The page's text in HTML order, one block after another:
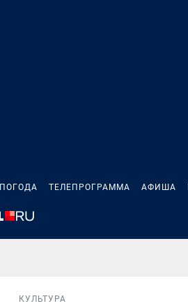
ПОГОДА ТЕЛЕПРОГРАММА АФИША
КУЛЬТУРА